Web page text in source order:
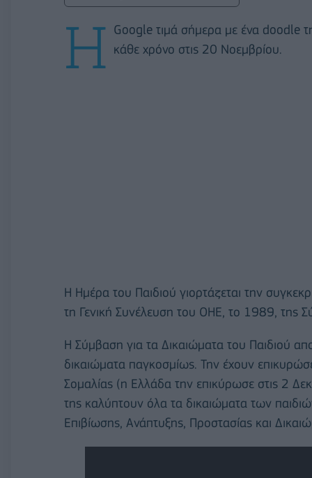
Η Google τιμά σήμερα με ένα doodle
κάθε χρόνο στις 20 Νοεμβρίου.
Η Ημέρα του Παιδιού γιορτάζεται την
τη Γενική Συνέλευση του ΟΗΕ, το 1989, της
Η Σύμβαση για τα Δικαιώματα του Παιδιού
δικαιώματα παγκοσμίως. Την έχουν
Σομαλίας (η Ελλάδα την επικύρωσε στις 2
της καλύπτουν όλα τα δικαιώματα των
Επιβίωσης, Ανάπτυξης, Προστασίας και